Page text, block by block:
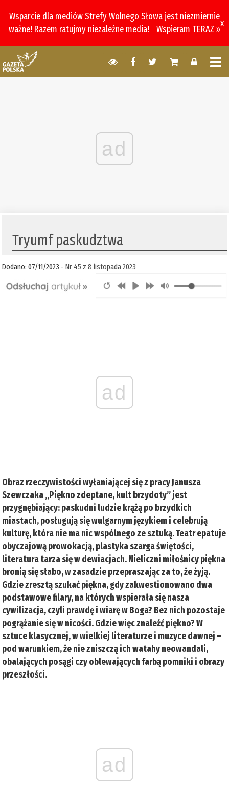
Wsparcie dla mediów Strefy Wolnego Słowa jest niezmiernie
ważne! Razem ratujmy niezależne media!
Wspieram TERAZ »
x
ad
Tryumf paskudztwa
Dodano: 07/11/2023 -Nr 45 z 8 listopada 2023
ad
Obraz rzeczywistości wyłaniającej się z pracy Janusza
Szewczaka „Piękno zdeptane, kult brzydoty” jest
przygnębiający: paskudni ludzie krążą po brzydkich
miastach, posługują się wulgarnym językiem i celebrują
kulturę, która nie ma nic wspólnego ze sztuką. Teatr epatuje
obyczajową prowokacją, plastyka szarga świętości,
literatura tarza się w dewiacjach. Nieliczni miłośnicy piękna
bronią się słabo, w zasadzie przepraszając za to, że żyją.
Gdzie zresztą szukać piękna, gdy zakwestionowano dwa
podstawowe filary, na których wspierała się nasza
cywilizacja, czyli prawdę i wiarę w Boga? Bez nich pozostaje
pogrążanie się w nicości. Gdzie więc znaleźć piękno? W
sztuce klasycznej, w wielkiej literaturze i muzyce dawnej –
pod warunkiem, że nie zniszczą ich watahy neowandali,
obalających posągi czy oblewających farbą pomniki i obrazy
przeszłości.
ad